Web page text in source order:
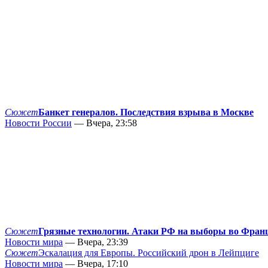
СюжетБанкет генералов. Последствия взрыва в Москве
Новости России — Вчера, 23:58
СюжетГрязные технологии. Атаки РФ на выборы во
Новости мира — Вчера, 23:39
СюжетЭскалация для Европы. Российский дрон в Лейпциге
Новости мира — Вчера, 17:10